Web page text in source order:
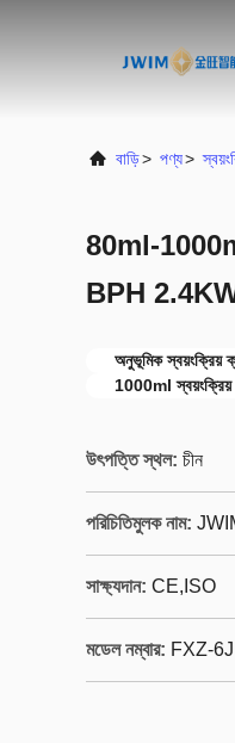
বাড়ি> পণ্য>
80ml-
BPH
অনুভূমিক স্বয়ংক্রিয়
1000ml স্বয়ংক্রিয়
উৎপত্তি স্থল: চীন
পরিচিতিমুলক নাম:
সাক্ষ্যদান: CE,ISO
মডেল নম্বার: FXZ-6J